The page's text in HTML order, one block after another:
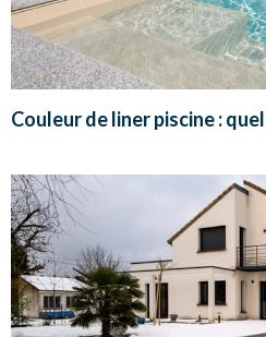
Couleur de liner piscine :